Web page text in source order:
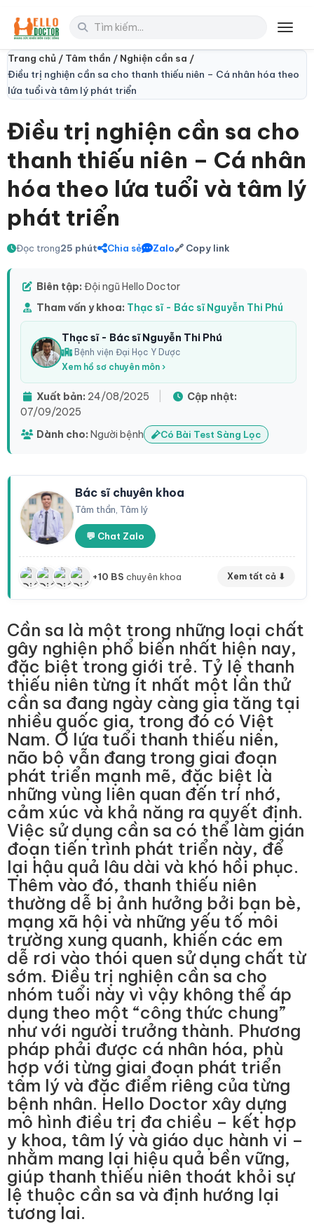
Trang chủ / Tâm thần / Nghiện cần sa /
Điều trị nghiện cần sa cho thanh thiếu niên – Cá nhân hóa theo
lứa tuổi và tâm lý phát triển
Điều trị nghiện cần sa cho
thanh thiếu niên – Cá nhân
hóa theo lứa tuổi và tâm lý
phát triển
Đọc trong25 phút Chia sẻ Zalo🔗 Copy link
Biên tập: Đội ngũ Hello Doctor
Tham vấn y khoa: Thạc sĩ - Bác sĩ Nguyễn Thi Phú
Thạc sĩ - Bác sĩ Nguyễn Thi Phú
Bệnh viện Đại Học Y Dược
Xem hồ sơ chuyên môn ›
Xuất bản: 24/08/2025
Cập nhật:
07/09/2025
Dành cho: Người bệnh Có Bài Test Sàng Lọc
Bác sĩ chuyên khoa
Tâm thần, Tâm lý
💬 Chat Zalo
+10 BS chuyên khoa Xem tất cả ⬇
Cần sa là một trong những loại chất
gây nghiện phổ biến nhất hiện nay,
đặc biệt trong giới trẻ. Tỷ lệ thanh
thiếu niên từng ít nhất một lần thử
cần sa đang ngày càng gia tăng tại
nhiều quốc gia, trong đó có Việt
Nam. Ở lứa tuổi thanh thiếu niên,
não bộ vẫn đang trong giai đoạn
phát triển mạnh mẽ, đặc biệt là
những vùng liên quan đến trí nhớ,
cảm xúc và khả năng ra quyết định.
Việc sử dụng cần sa có thể làm gián
đoạn tiến trình phát triển này, để
lại hậu quả lâu dài và khó hồi phục.
Thêm vào đó, thanh thiếu niên
thường dễ bị ảnh hưởng bởi bạn bè,
mạng xã hội và những yếu tố môi
trường xung quanh, khiến các em
dễ rơi vào thói quen sử dụng chất từ
sớm. Điều trị nghiện cần sa cho
nhóm tuổi này vì vậy không thể áp
dụng theo một “công thức chung”
như với người trưởng thành. Phương
pháp phải được cá nhân hóa, phù
hợp với từng giai đoạn phát triển
tâm lý và đặc điểm riêng của từng
bệnh nhân. Hello Doctor xây dựng
mô hình điều trị đa chiều – kết hợp
y khoa, tâm lý và giáo dục hành vi –
nhằm mang lại hiệu quả bền vững,
giúp thanh thiếu niên thoát khỏi sự
lệ thuộc cần sa và định hướng lại
tương lai.